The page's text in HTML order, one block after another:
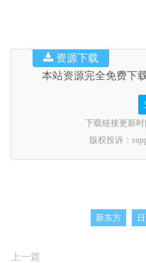
本站资源完全免费下
下载链接更新时
版权投诉：
资源下载
新东方
上一篇